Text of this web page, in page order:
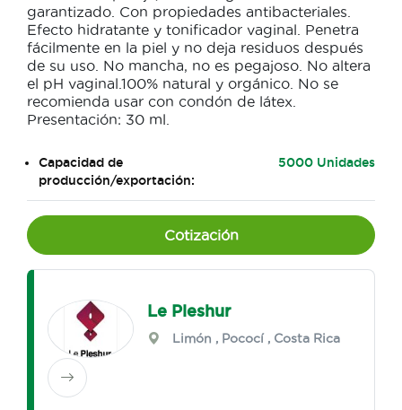
garantizado. Con propiedades antibacteriales.
Efecto hidratante y tonificador vaginal. Penetra
fácilmente en la piel y no deja residuos después
de su uso. No mancha, no es pegajoso. No altera
el pH vaginal.100% natural y orgánico. No se
recomienda usar con condón de látex.
Presentación: 30 ml.
Capacidad de
producción/exportación:
5000 Unidades
Cotización
Le Pleshur
Limón , Pococí, Costa Rica